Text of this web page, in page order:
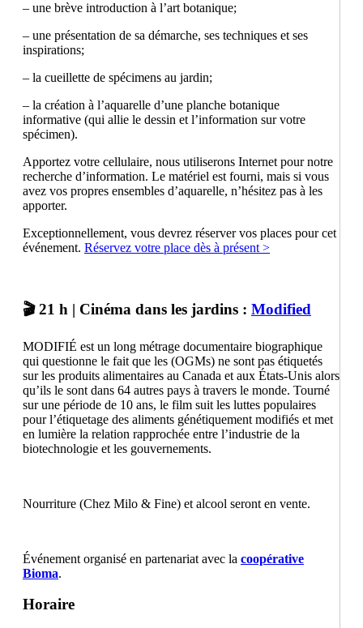
– une brève introduction à l’art botanique;
– une présentation de sa démarche, ses techniques et ses
inspirations;
– la cueillette de spécimens au jardin;
– la création à l’aquarelle d’une planche botanique
informative (qui allie le dessin et l’information sur votre
spécimen).
Apportez votre cellulaire, nous utiliserons Internet pour notre
recherche d’information. Le matériel est fourni, mais si vous
avez vos propres ensembles d’aquarelle, n’hésitez pas à les
apporter.
Exceptionnellement, vous devrez réserver vos places pour cet
événement. Réservez votre place dès à présent >
🎬 21 h | Cinéma dans les jardins : Modified
MODIFIÉ est un long métrage documentaire biographique
qui questionne le fait que les (OGMs) ne sont pas étiquetés
sur les produits alimentaires au Canada et aux États-Unis alors
qu’ils le sont dans 64 autres pays à travers le monde. Tourné
sur une période de 10 ans, le film suit les luttes populaires
pour l’étiquetage des aliments génétiquement modifiés et met
en lumière la relation rapprochée entre l’industrie de la
biotechnologie et les gouvernements.
Nourriture (Chez Milo & Fine) et alcool seront en vente.
Événement organisé en partenariat avec la coopérative
Bioma.
Horaire